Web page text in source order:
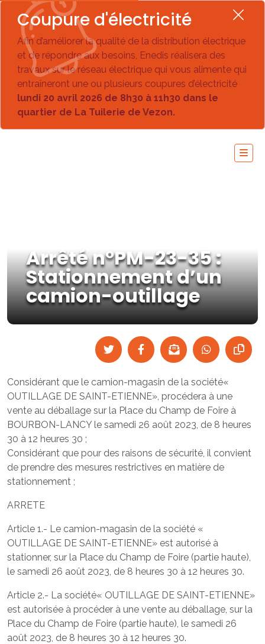
Coupure d'électricité
Afin d’améliorer la qualité de la distribution électrique
et de répondre aux besoins, Enedis réalisera des
travaux sur le réseau électrique qui vous alimente qui
entraîneront une ou plusieurs coupures d’électricité
lundi 20 avril 2026 de 8h30 à 11h30 dans le
quartier de La Tuilerie de Vezon.
Arrêté n°PM-23-35 :
Stationnement d’un
camion-outillage
Considérant que le camion-magasin de la société«
OUTILLAGE DE SAINT-ETIENNE», procédera à une
vente au déballage sur la Place du Champ de Foire à
BOURBON-LANCY le samedi 26 août 2023, de 8 heures
30 à 12 heures 30 ;
Considérant que pour des raisons de sécurité, il convient
de prendre des mesures restrictives en matière de
stationnement ;
ARRETE
Article 1.- Le camion-magasin de la société «
OUTILLAGE DE SAINT-ETIENNE» est autorisé à
stationner, sur la Place du Champ de Foire (partie haute),
le samedi 26 août 2023, de 8 heures 30 à 12 heures 30.
Article 2.- La société« OUTILLAGE DE SAINT-ETIENNE»
est autorisée à procéder à une vente au déballage, sur la
Place du Champ de Foire (partie haute), le samedi 26
août 2023, de 8 heures 30 à 12 heures 30.